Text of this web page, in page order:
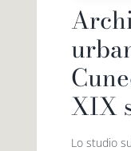
XIX
Lo studio